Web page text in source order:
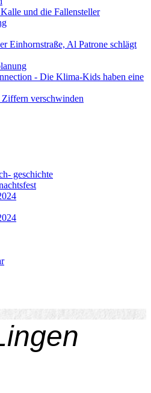
und die Fallensteller
Einhornstraße, Al Patrone schlägt
- Die Klima-Kids haben eine
verschwinden
geschichte